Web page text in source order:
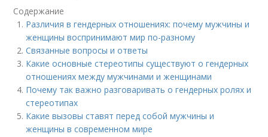
Содержание
Различия в гендерных отношениях: почему мужчины и
женщины воспринимают мир по-разному
Связанные вопросы и ответы
Какие основные стереотипы существуют о гендерных
отношениях между мужчинами и женщинами
Почему так важно разговаривать о гендерных ролях и
стереотипах
Какие вызовы ставят перед собой мужчины и
женщины в современном мире